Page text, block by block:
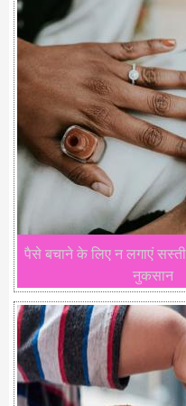
पैसे बचाने के लिए न लगाएं
नुकसान